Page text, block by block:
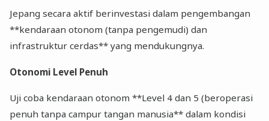
Jepang secara aktif berinvestasi dalam pengembangan
**kendaraan otonom (tanpa pengemudi) dan
infrastruktur cerdas** yang mendukungnya.
Otonomi Level Penuh
Uji coba kendaraan otonom **Level 4 dan 5 (beroperasi
penuh tanpa campur tangan manusia** dalam kondisi